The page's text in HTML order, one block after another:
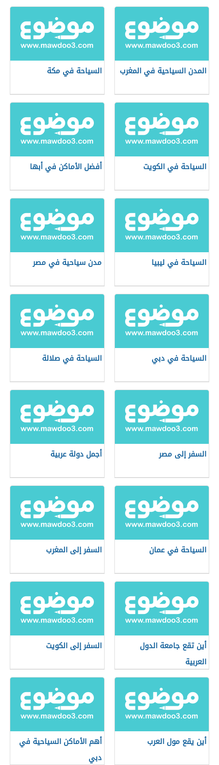
المدن السياحية في المغرب السياحة في مكة
السياحة في الكويت أفضل الأماكن في أبها
السياحة في ليبيا مدن سياحية في مصر
السياحة في دبي السياحة في صلالة
السفر إلى مصر أجمل دولة عربية
السياحة في عمان السفر إلى المغرب
أين تقع جامعة الدول
العربية
السفر إلى الكويت
أين يقع مول العرب
أهم الأماكن السياحية في
دبي